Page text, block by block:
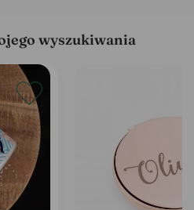
wyszukiwania